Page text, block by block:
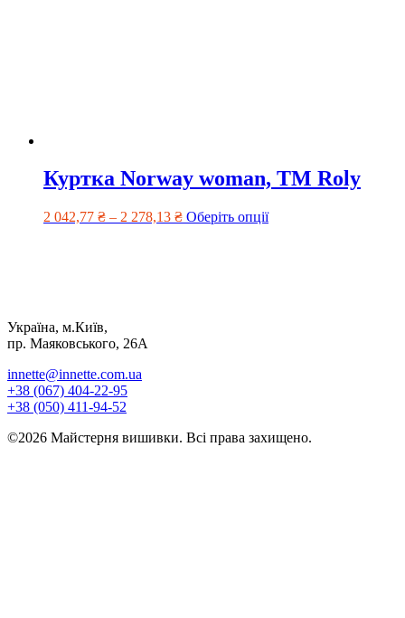
Куртка Norway woman, TM Roly
2 042,77 ₴ – 2 278,13 ₴ Оберіть опції
Україна, м.Київ,
пр. Маяковського, 26А
innette@innette.com.ua
+38 (067) 404-22-95
+38 (050) 411-94-52
©2026 Майстерня вишивки. Всі права захищено.